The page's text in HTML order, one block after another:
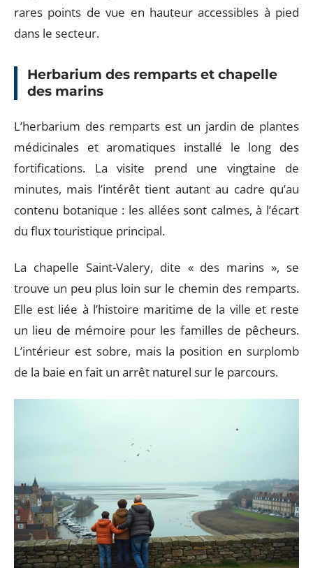
rares points de vue en hauteur accessibles à pied
dans le secteur.
Herbarium des remparts et chapelle
des marins
L’herbarium des remparts est un jardin de plantes
médicinales et aromatiques installé le long des
fortifications. La visite prend une vingtaine de
minutes, mais l’intérêt tient autant au cadre qu’au
contenu botanique : les allées sont calmes, à l’écart
du flux touristique principal.
La chapelle Saint-Valery, dite « des marins », se
trouve un peu plus loin sur le chemin des remparts.
Elle est liée à l’histoire maritime de la ville et reste
un lieu de mémoire pour les familles de pêcheurs.
L’intérieur est sobre, mais la position en surplomb
de la baie en fait un arrêt naturel sur le parcours.